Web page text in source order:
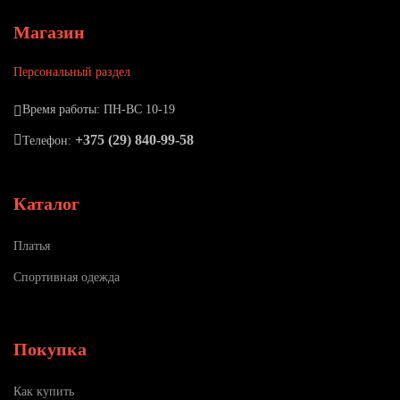
Магазин
Персональный раздел
Время работы: ПН-ВС 10-19
Телефон: +375 (29) 840-99-58
Каталог
Платья
Спортивная одежда
Покупка
Как купить